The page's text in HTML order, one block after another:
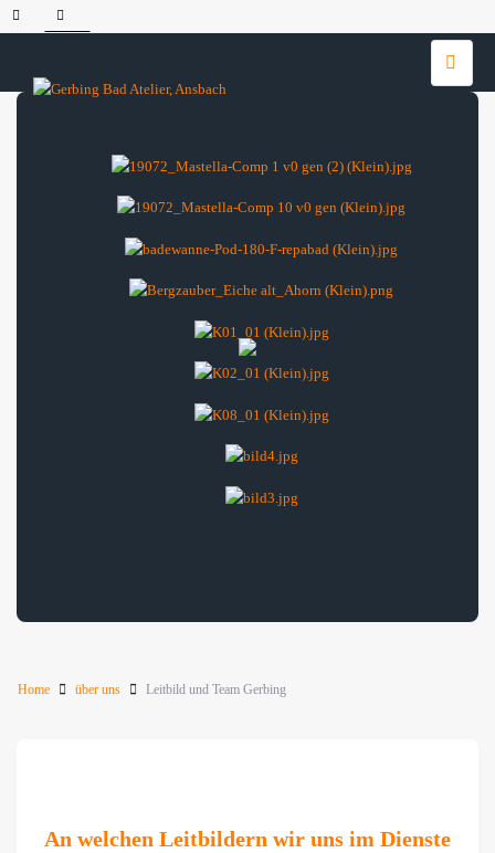
Home über uns Leitbild und Team Gerbing
An welchen Leitbildern wir uns im Dienste